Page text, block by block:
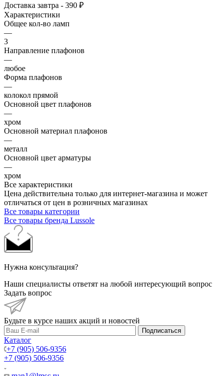
Доставка завтра - 390 ₽
Характеристики
Общее кол-во ламп
—
3
Направление плафонов
—
любое
Форма плафонов
—
колокол прямой
Основной цвет плафонов
—
хром
Основной материал плафонов
—
металл
Основной цвет арматуры
—
хром
Все характеристики
Цена действительна только для интернет-магазина и может
отличаться от цен в розничных магазинах
Все товары категории
Все товары бренда Lussole
Нужна консультация?
Наши специалисты ответят на любой интересующий вопрос
Задать вопрос
Будьте в курсе наших акций и новостей
Подписаться
Каталог
+7 (905) 506-9356
+7 (905) 506-9356